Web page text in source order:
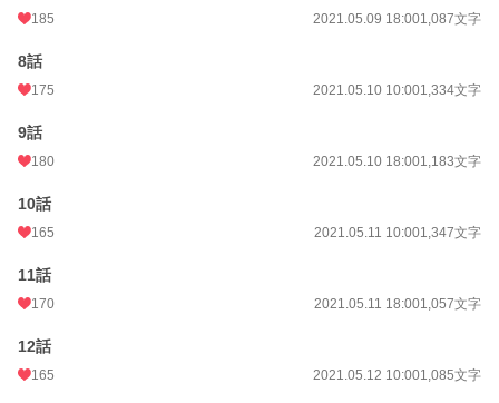
185 2021.05.09 18:001,087文字
8話
175 2021.05.10 10:001,334文字
9話
180 2021.05.10 18:001,183文字
10話
165 2021.05.11 10:001,347文字
11話
170 2021.05.11 18:001,057文字
12話
165 2021.05.12 10:001,085文字